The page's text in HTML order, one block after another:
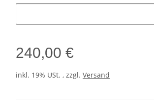
240,00 €
inkl. 19% USt. , zzgl. Versand